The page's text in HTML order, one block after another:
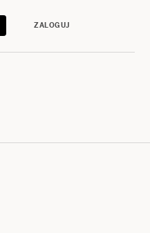
ZALOGUJ